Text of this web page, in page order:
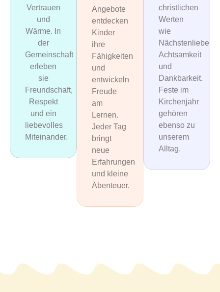
Vertrauen
und
Wärme. In
der
Gemeinschaft
erleben
sie
Freundschaft,
Respekt
und ein
liebevolles
Miteinander.
Angebote
entdecken
Kinder
ihre
Fähigkeiten
und
entwickeln
Freude
am
Lernen.
Jeder Tag
bringt
neue
Erfahrungen
und kleine
Abenteuer.
christlichen
Werten
wie
Nächstenliebe,
Achtsamkeit
und
Dankbarkeit.
Feste im
Kirchenjahr
gehören
ebenso zu
unserem
Alltag.